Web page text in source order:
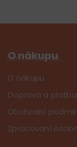
O nákupu
O nákupu
Doprava a platba
Obchodní
Zpracování